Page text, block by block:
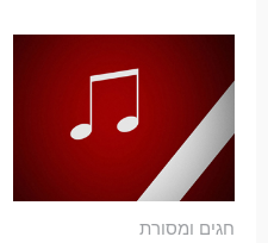
חגים ומסורת